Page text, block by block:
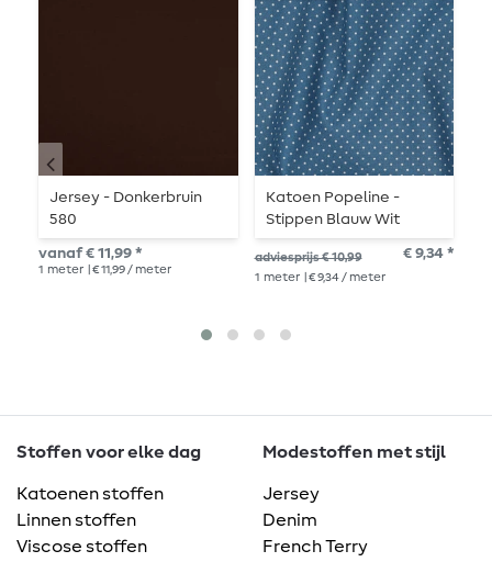
Jersey - Donkerbruin
580
vanaf € 11,99 *
1 meter | € 11,99 / meter
Katoen Popeline -
Stippen Blauw Wit
adviesprijs € 10,99 € 9,34 *
1 meter | € 9,34 / meter
Stoffen voor elke dag
Katoenen stoffen
Linnen stoffen
Viscose stoffen
Modestoffen met stijl
Jersey
Denim
French Terry